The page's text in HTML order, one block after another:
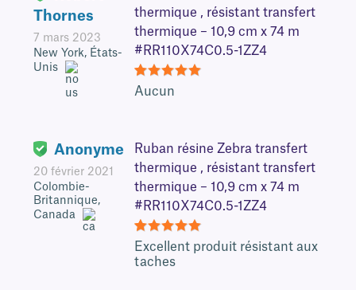
Thornes
7 mars 2023
New York, États-
Unis
thermique , résistant transfert
thermique – 10,9 cm x 74 m
#RR110X74C0.5-1ZZ4
5
Aucun
Anonyme
20 février 2021
Colombie-
Britannique,
Canada
Ruban résine Zebra transfert
thermique , résistant transfert
thermique – 10,9 cm x 74 m
#RR110X74C0.5-1ZZ4
5Excellent produit résistant aux
taches